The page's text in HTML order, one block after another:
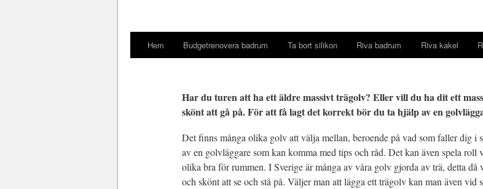
Hem Budgetrenovera badrum Ta bort silikon Riva badrum Riva kakel
Har du turen att ha ett äldre massivt trägolv? Eller vill du ha dit ett
skönt att gå på. För att få lagt det korrekt bör du ta hjälp av en
Det finns många olika golv att välja mellan, beroende på vad som faller dig i
av en golvläggare som kan komma med tips och råd. Det kan även spela
olika bra för rummen. I Sverige är många av våra golv gjorda av trä, detta
och skönt att se och stå på. Väljer man att lägga ett trägolv kan man även